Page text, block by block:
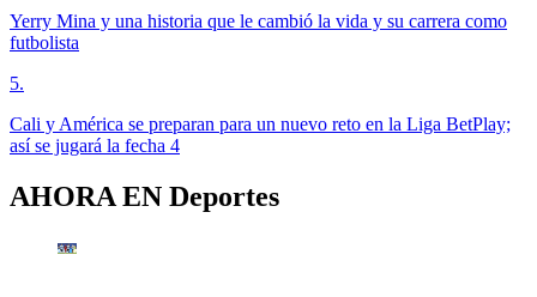
Yerry Mina y una historia que le cambió la vida y su carrera como
futbolista
5.
Cali y América se preparan para un nuevo reto en la Liga BetPlay;
así se jugará la fecha 4
AHORA EN Deportes